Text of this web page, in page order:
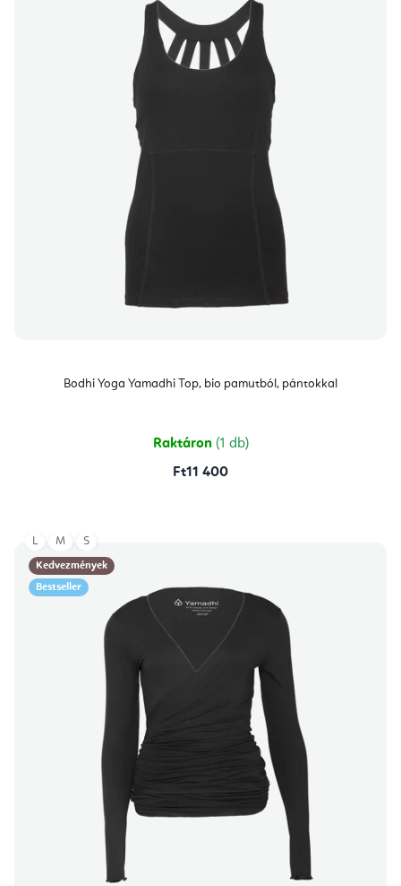
Bodhi Yoga Yamadhi Top, bio pamutból, pántokkal
Raktáron (1 db)
Ft11 400
Kedvezmények
Bestseller
L M S